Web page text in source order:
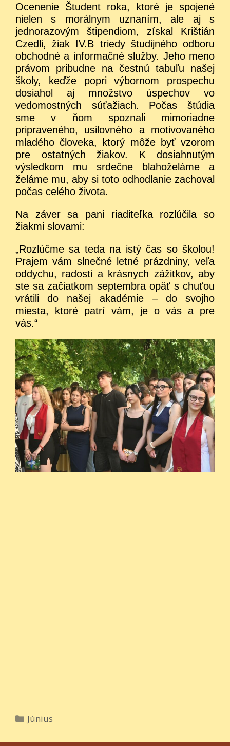
Ocenenie Študent roka, ktoré je spojené
nielen s morálnym uznaním, ale aj s
jednorazovým štipendiom, získal Krištián
Czedli, žiak IV.B triedy študijného odboru
obchodné a informačné služby. Jeho meno
právom pribudne na čestnú tabuľu našej
školy, keďže popri výbornom prospechu
dosiahol aj množstvo úspechov vo
vedomostných súťažiach. Počas štúdia
sme v ňom spoznali mimoriadne
pripraveného, usilovného a motivovaného
mladého človeka, ktorý môže byť vzorom
pre ostatných žiakov. K dosiahnutým
výsledkom mu srdečne blahoželáme a
želáme mu, aby si toto odhodlanie zachoval
počas celého života.
Na záver sa pani riaditeľka rozlúčila so
žiakmi slovami:
„Rozlúčme sa teda na istý čas so školou!
Prajem vám slnečné letné prázdniny, veľa
oddychu, radosti a krásnych zážitkov, aby
ste sa začiatkom septembra opäť s chuťou
vrátili do našej akadémie – do svojho
miesta, ktoré patrí vám, je o vás a pre
vás.“
Kategória
Június